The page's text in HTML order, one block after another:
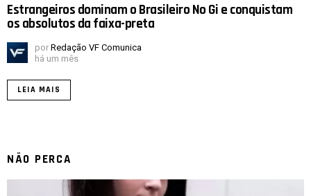
Estrangeiros dominam o Brasileiro No Gi e conquistam
os absolutos da faixa-preta
por Redação VF Comunica
há um mês
LEIA MAIS
NÃO PERCA